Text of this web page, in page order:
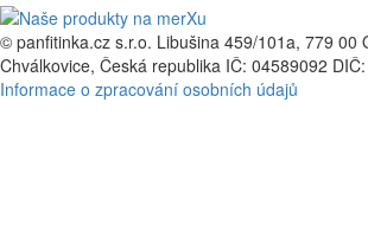
© panfitinka.cz s.r.o. Libušina 459/101a, 779 00
Chválkovice, Česká republika IČ: 04589092
Informace o zpracování osobních údajů